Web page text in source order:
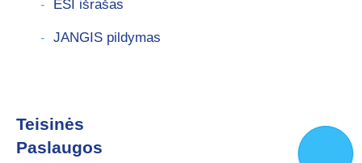
ESI išrašas
JANGIS pildymas
Teisinės
Paslaugos